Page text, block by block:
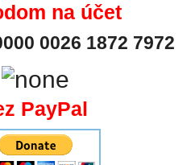
na účet
0026 1872 7972
PayPal